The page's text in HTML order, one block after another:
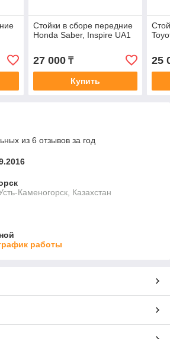
Стойки в сборе передние
Honda Saber, Inspire UA1
27 000₸
Купить
25
из 6 отзывов за год
Каменогорск, Казахстан
работы